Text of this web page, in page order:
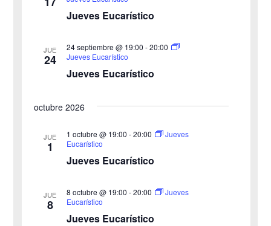
y
v
Jueves Eucarístico
JUE
24
Jueves Eucarístico
24 septiembre @ 19:00 -20:00
Jueves Eucarístico
octubre 2026
JUE
1
Jueves Eucarístico
1 octubre @ 19:00 -20:00
Jueves
Eucarístico
JUE
8
Jueves Eucarístico
8 octubre @ 19:00 -20:00
Jueves
Eucarístico